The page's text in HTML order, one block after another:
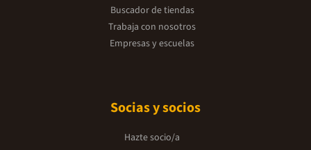
Buscador de tiendas
Trabaja con nosotros
Empresas y escuelas
Socias y socios
Hazte socio/a